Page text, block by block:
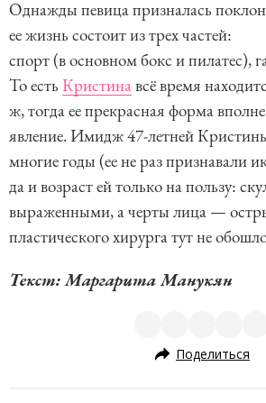
1
o
f
6
Однажды певица призналась
ее жизнь состоит из трех частей:
спорт (в основном бокс и пилатес),
То есть Кристинавсё время
ж, тогда ее прекрасная форма вполне
явление. Имидж 47-летней
многие годы (ее не раз признавали
да и возраст ей только на пользу:
выраженными, а черты лица —
пластического хирурга тут не
Текст: Маргарита Манукян
Поделиться